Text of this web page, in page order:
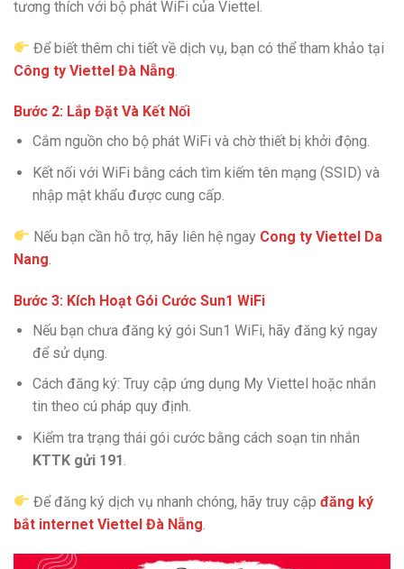
tương thích với bộ phát WiFi của Viettel.
Để biết thêm chi tiết về dịch vụ, bạn có thể tham khảo tại
Công ty Viettel Đà Nẵng
Bước 2: Lắp Đặt Và Kết Nối
Cắm nguồn cho bộ phát WiFi và chờ thiết bị khởi động.
Kết nối với WiFi bằng cách tìm kiếm tên mạng (SSID) và
nhập mật khẩu được cung cấp.
Nếu bạn cần hỗ trợ, hãy liên hệ ngay Cong ty Viettel Da
Nang
Bước 3: Kích Hoạt Gói Cước Sun1 WiFi
Nếu bạn chưa đăng ký gói Sun1 WiFi, hãy đăng ký ngay
để sử dụng.
Cách đăng ký: Truy cập ứng dụng My Viettel hoặc nhắn
tin theo cú pháp quy định.
Kiểm tra trạng thái gói cước bằng cách soạn tin nhắn
KTTK gửi 191
Để đăng ký dịch vụ nhanh chóng, hãy truy cậpđăng ký
bắt internet Viettel Đà Nẵng